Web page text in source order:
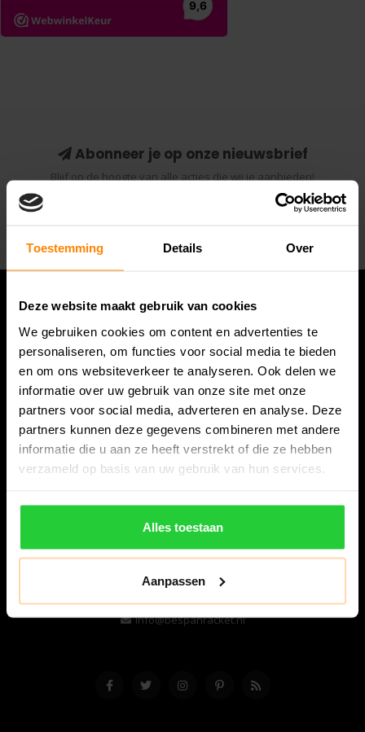
Toestemming Details Over
Deze website maakt gebruik van cookies
We gebruiken cookies om content en advertenties te
personaliseren, om functies voor social media te bieden
en om ons websiteverkeer te analyseren. Ook delen we
informatie over uw gebruik van onze site met onze
partners voor social media, adverteren en analyse. Deze
partners kunnen deze gegevens combineren met andere
informatie die u aan ze heeft verstrekt of die ze hebben
verzameld op basis van uw gebruik van hun services.
Alles toestaan
Aanpassen
Abonneer je op onze nieuwsbrief
Blijf op de hoogte van alle acties die wij je aanbieden!
Abonneer
Bespanracket.nl is dé racketspecialist van Lelystad en
omstreken.
Snijdersstraat 6
8224 AA Lelystad
Nederland
06-57276080
info@bespanracket.nl